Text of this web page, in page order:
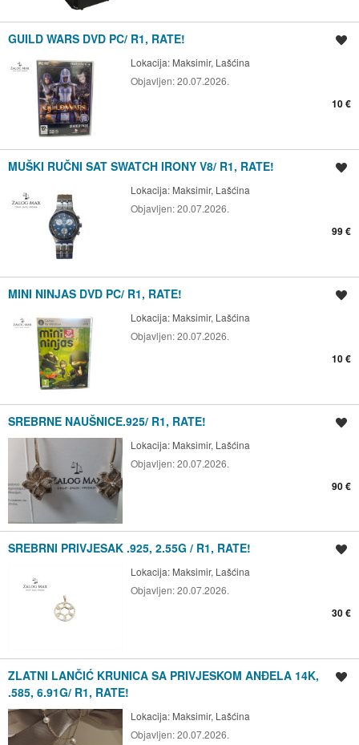
GUILD WARS DVD PC/ R1, RATE!
Lokacija: Maksimir, Lašćina
Objavljen:20.07.2026.
10 €
MUŠKI RUČNI SAT SWATCH IRONY V8/ R1, RATE!
Lokacija: Maksimir, Lašćina
Objavljen:20.07.2026.
99 €
MINI NINJAS DVD PC/ R1, RATE!
Lokacija: Maksimir, Lašćina
Objavljen:20.07.2026.
10 €
SREBRNE NAUŠNICE.925/ R1, RATE!
Lokacija: Maksimir, Lašćina
Objavljen:20.07.2026.
90 €
SREBRNI PRIVJESAK .925, 2.55G / R1, RATE!
Lokacija: Maksimir, Lašćina
Objavljen:20.07.2026.
30 €
ZLATNI LANČIĆ KRUNICA SA PRIVJESKOM ANĐELA 14K,
.585, 6.91G/ R1, RATE!
Lokacija: Maksimir, Lašćina
Objavljen:20.07.2026.